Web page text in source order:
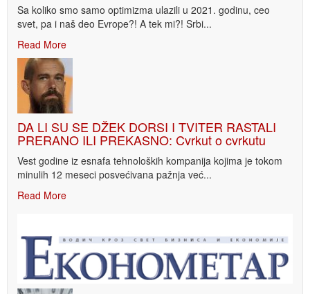
Sa koliko smo samo optimizma ulazili u 2021. godinu, ceo
svet, pa i naš deo Evrope?! A tek mi?! Srbi...
Read More
DA LI SU SE DŽEK DORSI I TVITER RASTALI
PRERANO ILI PREKASNO: Cvrkut o cvrkutu
Vest godine iz esnafa tehnoloških kompanija kojima je tokom
minulih 12 meseci posvećivana pažnja već...
Read More